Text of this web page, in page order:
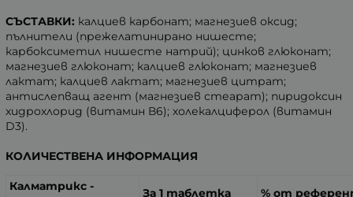
СЪСТАВКИ: калциев карбонат; магнезиев оксид;
пълнители (прежелатинирано нишесте;
карбоксиметил нишесте натрий); цинков глюконат;
магнезиев глюконат; калциев глюконат; магнезиев
лактат; калциев лактат; магнезиев цитрат;
антислепващ агент (магнезиев стеарат); пиридоксин
хидрохлорид (витамин В6); холекалциферол (витамин
D3).
КОЛИЧЕСТВЕНА ИНФОРМАЦИЯ
Калматрикс -
За 1 таблетка
% от